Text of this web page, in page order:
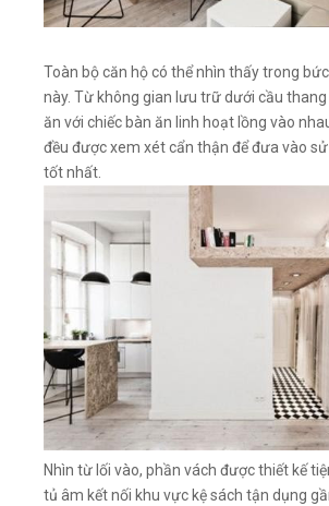
Toàn bộ căn hộ có thể nhìn thấy trong
này. Từ không gian lưu trữ dưới cầu
ăn với chiếc bàn ăn linh hoạt lồng vào
đều được xem xét cẩn thận để đưa vào
tốt nhất.
Nhìn từ lối vào, phần vách được thiết kế
tủ âm kết nối khu vực kệ sách tận dụng